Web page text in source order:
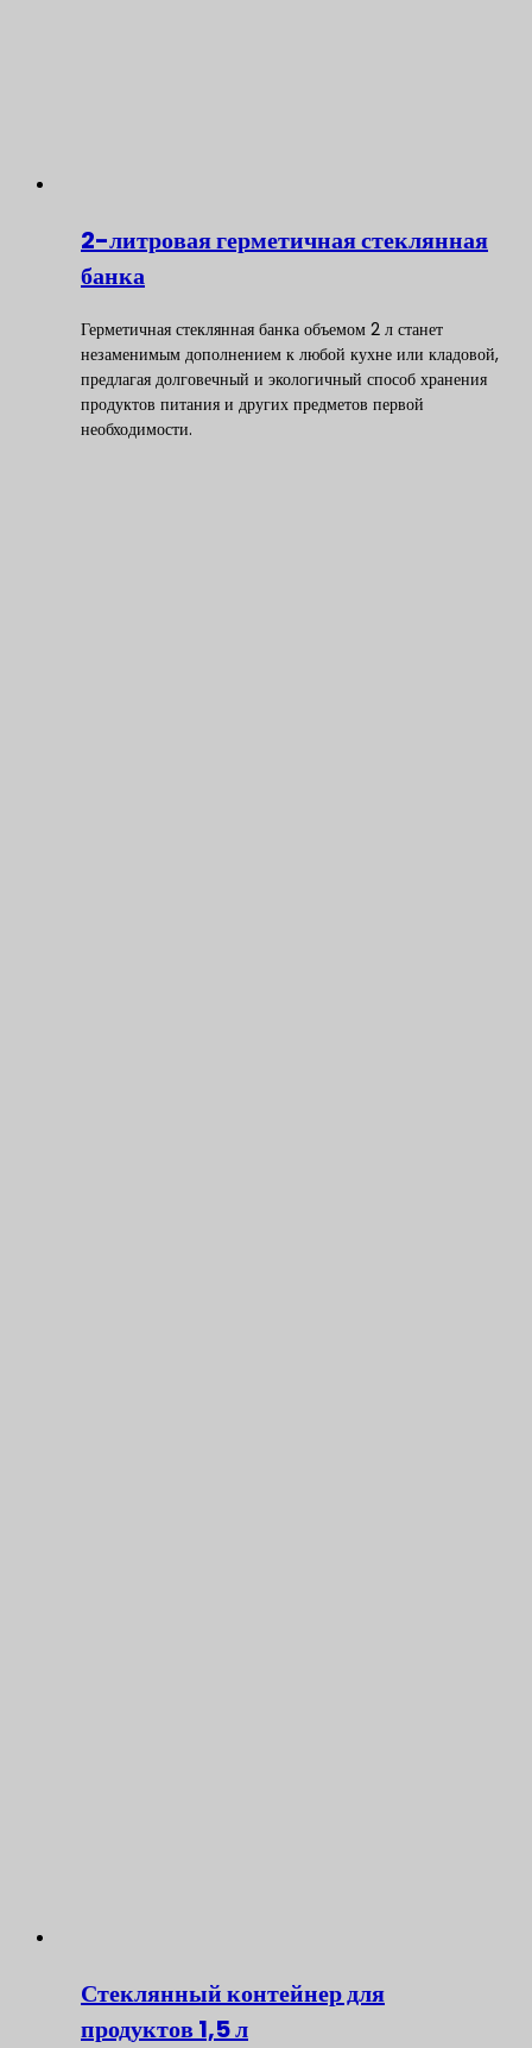
2-литровая герметичная стеклянная
банка
Герметичная стеклянная банка объемом 2 л станет
незаменимым дополнением к любой кухне или кладовой,
предлагая долговечный и экологичный способ хранения
продуктов питания и других предметов первой
необходимости.
Стеклянный контейнер для
продуктов 1,5 л